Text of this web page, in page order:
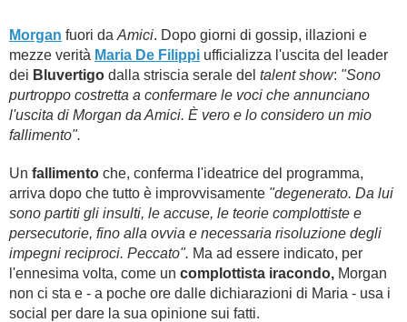
Morgan fuori da Amici. Dopo giorni di gossip, illazioni e
mezze verità Maria De Filippi ufficializza l'uscita del leader
dei Bluvertigo dalla striscia serale del talent show: "Sono
purtroppo costretta a confermare le voci che annunciano
l'uscita di Morgan da Amici. È vero e lo considero un mio
fallimento".
Un fallimento che, conferma l'ideatrice del programma,
arriva dopo che tutto è improvvisamente "degenerato. Da lui
sono partiti gli insulti, le accuse, le teorie complottiste e
persecutorie, fino alla ovvia e necessaria risoluzione degli
impegni reciproci. Peccato". Ma ad essere indicato, per
l'ennesima volta, come un complottista iracondo, Morgan
non ci sta e - a poche ore dalle dichiarazioni di Maria - usa i
social per dare la sua opinione sui fatti.